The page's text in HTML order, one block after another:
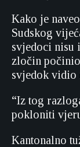
Kako je
Sudskog
svjedoci nisu
zločin
svjedok vidio
“Iz tog
pokloniti
Kantonalno